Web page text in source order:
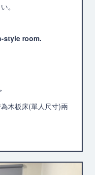
。
style room.
木板床(單人尺寸)兩